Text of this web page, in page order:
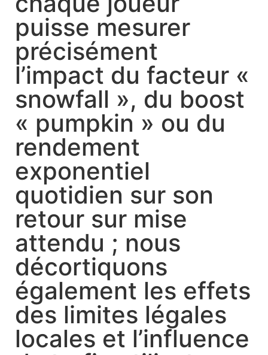
puisse mesurer
précisément
l’impact du facteur «
snowfall », du boost
« pumpkin » ou du
rendement
exponentiel
quotidien sur son
retour sur mise
attendu ; nous
décortiquons
également les effets
des limites légales
locales et l’influence